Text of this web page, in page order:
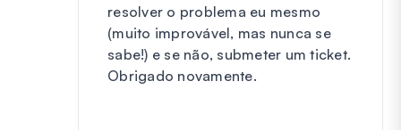
resolver o problema eu mesmo
(muito improvável, mas nunca se
sabe!) e se não, submeter um ticket.
Obrigado novamente.